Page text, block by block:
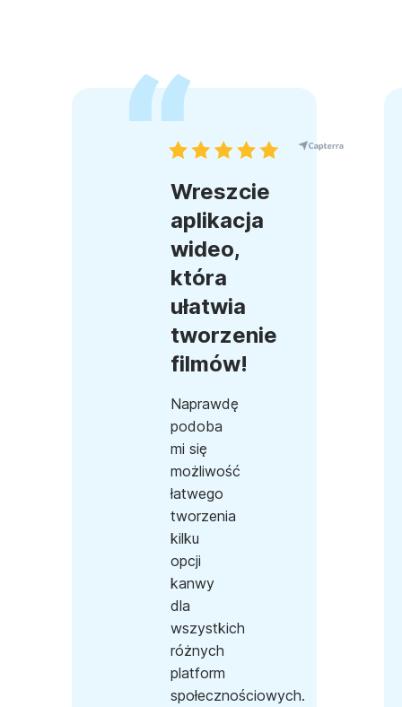
Wreszcie
aplikacja
wideo,
która
ułatwia
tworzenie
filmów!
Naprawdę
podoba
mi się
możliwość
łatwego
tworzenia
kilku
opcji
kanwy
dla
wszystkich
różnych
platform
społecznościowych.